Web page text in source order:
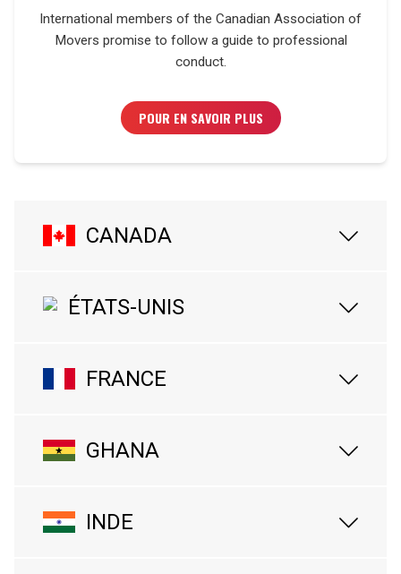
International members of the Canadian Association of
Movers promise to follow a guide to professional
conduct.
POUR EN SAVOIR PLUS
CANADA
ÉTATS-UNIS
FRANCE
GHANA
INDE